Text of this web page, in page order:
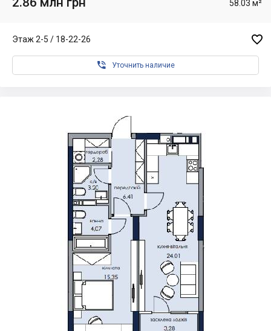
58.03 м²
Этаж 2-5 / 18-22-26 
 Уточнить наличие